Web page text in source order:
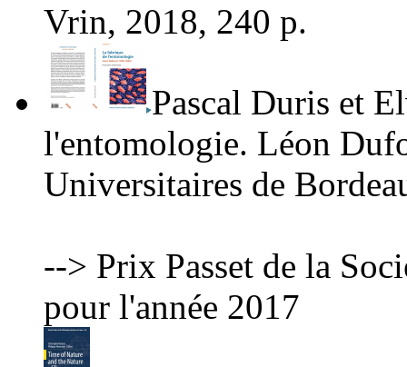
Vrin, 2018, 240 p.
Pascal Duris et
l'entomologie. Léon
Universitaires de
--> Prix Passet de la
pour l'année 2017